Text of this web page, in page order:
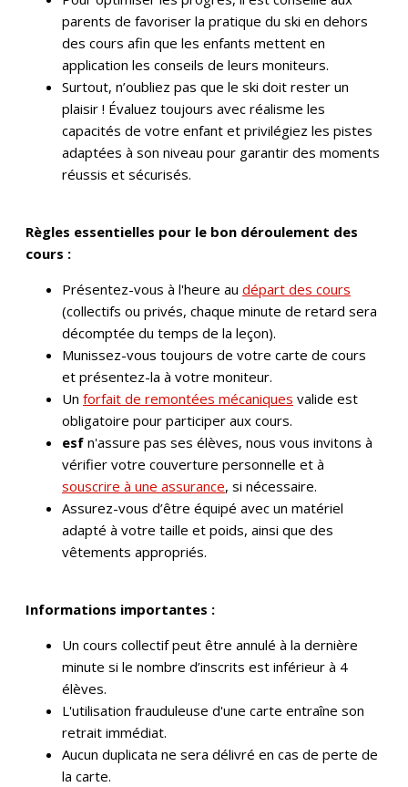
parents de favoriser la pratique du ski en dehors
des cours afin que les enfants mettent en
application les conseils de leurs moniteurs.
Surtout, n’oubliez pas que le ski doit rester un
plaisir ! Évaluez toujours avec réalisme les
capacités de votre enfant et privilégiez les pistes
adaptées à son niveau pour garantir des moments
réussis et sécurisés.
Règles essentielles pour le bon déroulement des
cours :
Présentez-vous à l'heure au départ des cours
(collectifs ou privés, chaque minute de retard sera
décomptée du temps de la leçon).
Munissez-vous toujours de votre carte de cours
et présentez-la à votre moniteur.
Un forfait de remontées mécaniques valide est
obligatoire pour participer aux cours.
esf n'assure pas ses élèves, nous vous invitons à
vérifier votre couverture personnelle et à
souscrire à une assurance, si nécessaire.
Assurez-vous d’être équipé avec un matériel
adapté à votre taille et poids, ainsi que des
vêtements appropriés.
Informations importantes :
Un cours collectif peut être annulé à la dernière
minute si le nombre d’inscrits est inférieur à 4
élèves.
L'utilisation frauduleuse d'une carte entraîne son
retrait immédiat.
Aucun duplicata ne sera délivré en cas de perte de
la carte.